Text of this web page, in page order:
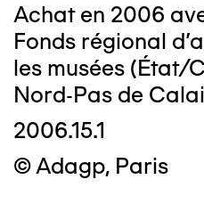
Achat en 2006
Fonds régional
les musées (État/
Nord-Pas de
2006.15.1
© Adagp, Paris